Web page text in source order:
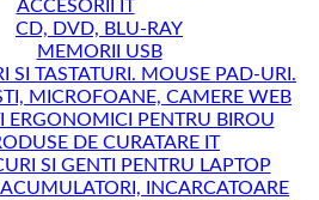
ACCESORII IT
CD, DVD, BLU-RAY
MEMORII USB
SI TASTATURI. MOUSE PAD-URI.
MICROFOANE, CAMERE WEB
ERGONOMICI PENTRU BIROU
DE CURATARE IT
SI GENTI PENTRU LAPTOP
ACUMULATORI, INCARCATOARE